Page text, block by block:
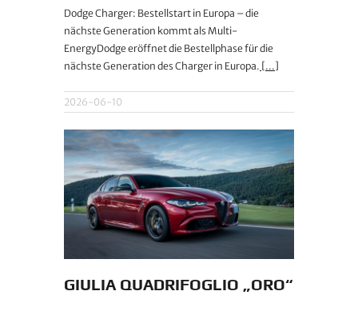
Dodge Charger: Bestellstart in Europa – die
nächste Generation kommt als Multi-
EnergyDodge eröffnet die Bestellphase für die
nächste Generation des Charger in Europa. [...]
2026-06-10
GIULIA QUADRIFOGLIO „ORO“